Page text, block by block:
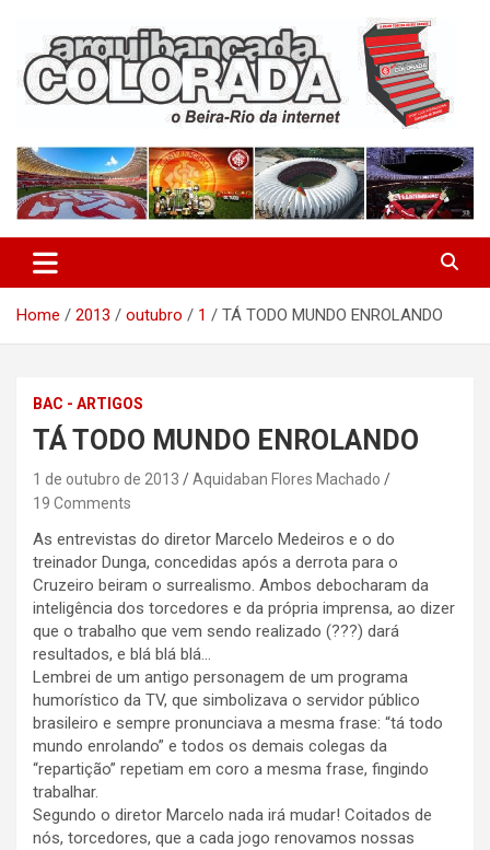
content
Arquibancada Colorada
Home 2013 outubro 1 TÁ TODO MUNDO ENROLANDO
BAC - ARTIGOS
TÁ TODO MUNDO ENROLANDO
1 de outubro de 2013
Aquidaban Flores Machado
19 Comments
As entrevistas do diretor Marcelo Medeiros e o do
treinador Dunga, concedidas após a derrota para o
Cruzeiro beiram o surrealismo. Ambos debocharam da
inteligência dos torcedores e da própria imprensa, ao dizer
que o trabalho que vem sendo realizado (???) dará
resultados, e blá blá blá…
Lembrei de um antigo personagem de um programa
humorístico da TV, que simbolizava o servidor público
brasileiro e sempre pronunciava a mesma frase: “tá todo
mundo enrolando” e todos os demais colegas da
“repartição” repetiam em coro a mesma frase, fingindo
trabalhar.
Segundo o diretor Marcelo nada irá mudar! Coitados de
nós, torcedores, que a cada jogo renovamos nossas